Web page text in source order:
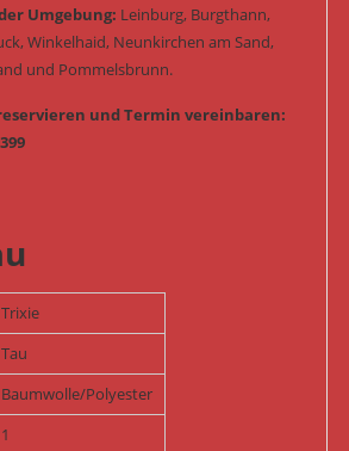
Umgebung: Leinburg, Burgthann,
Winkelhaid, Neunkirchen am Sand,
und Pommelsbrunn.
und Termin vereinbaren:
Trixie
Tau
Baumwolle/Polyester
1